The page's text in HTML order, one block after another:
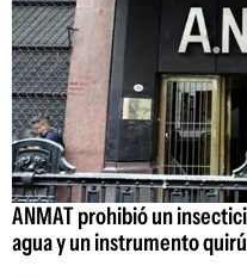
ANMAT prohibió un
agua y un instrumento